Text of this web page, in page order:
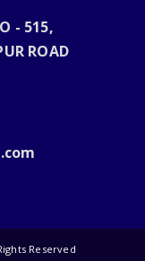
- 515,
ROAD
Reserved